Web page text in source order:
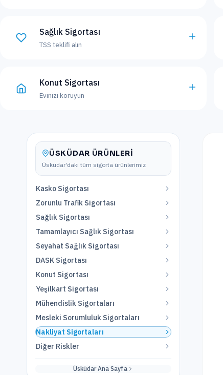
Sağlık Sigortası
TSS teklifi alın
Konut Sigortası
Evinizi koruyun
ÜSKÜDAR ÜRÜNLERI
Üsküdar'daki tüm sigorta ürünlerimiz
Kasko Sigortası
Zorunlu Trafik Sigortası
Sağlık Sigortası
Tamamlayıcı Sağlık Sigortası
Seyahat Sağlık Sigortası
DASK Sigortası
Konut Sigortası
Yeşilkart Sigortası
Mühendislik Sigortaları
Mesleki Sorumluluk Sigortaları
Nakliyat Sigortaları
Diğer Riskler
ÜsküdarAna Sayfa